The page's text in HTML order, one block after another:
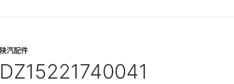
陕汽配件
DZ15221740041